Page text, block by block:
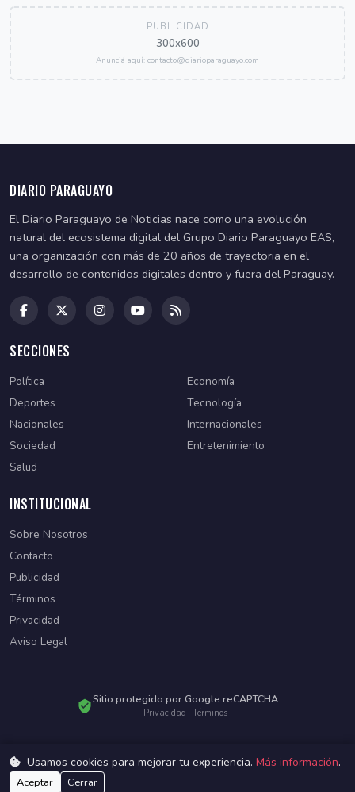
PUBLICIDAD
300x600
Anunciá aquí: contacto@diarioparaguayo.com
DIARIO PARAGUAYO
El Diario Paraguayo de Noticias nace como una evolución
natural del ecosistema digital del Grupo Diario Paraguayo EAS,
una organización con más de 20 años de trayectoria en el
desarrollo de contenidos digitales dentro y fuera del Paraguay.
SECCIONES
Política
Economía
Deportes
Tecnología
Nacionales
Internacionales
Sociedad
Entretenimiento
Salud
INSTITUCIONAL
Sobre Nosotros
Contacto
Publicidad
Términos
Privacidad
Aviso Legal
Sitio protegido por Google reCAPTCHA
Privacidad · Términos
© 2026 Diario Paraguayo. Todos los derechos reservados.
Desarrollado por
Usamos cookies para mejorar tu experiencia. Más información.
Aceptar Cerrar